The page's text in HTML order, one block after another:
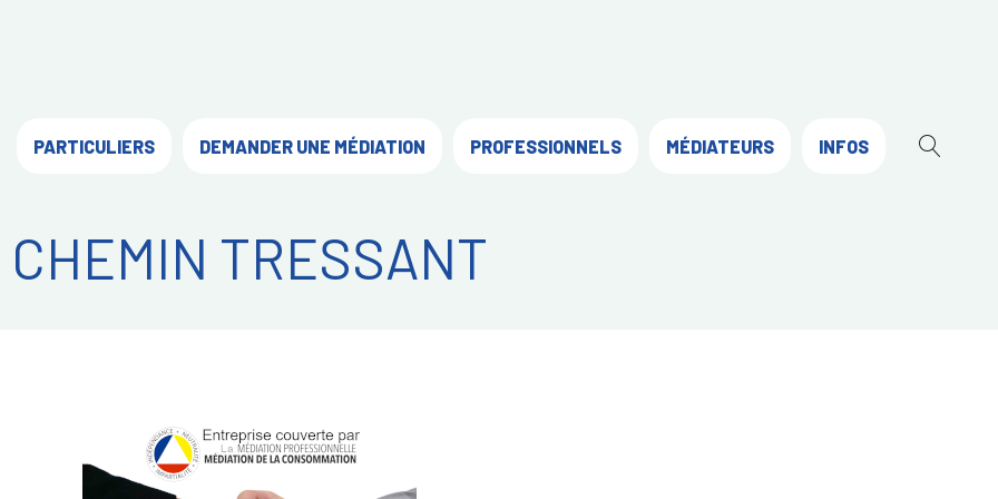
PARTICULIERS DEMANDER UNE MÉDIATION PROFESSIONNELS MÉDIATEURS INFOS
CHEMIN TRESSANT